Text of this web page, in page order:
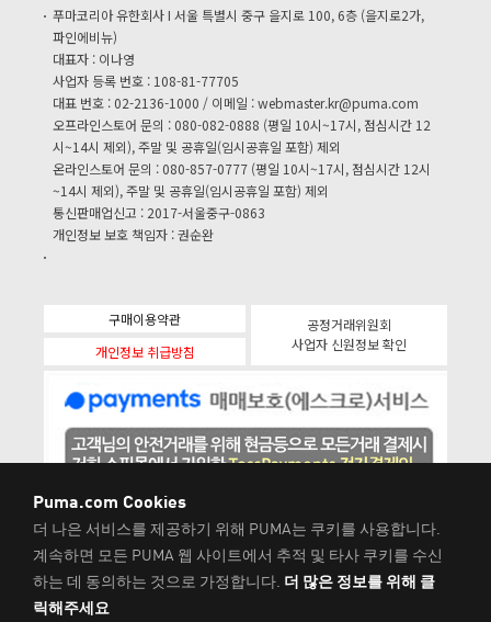
푸마코리아 유한회사 I 서울 특별시 중구 을지로 100, 6층 (을지로2가,
파인에비뉴)
대표자 : 이나영
사업자 등록 번호 : 108-81-77705
대표 번호 : 02-2136-1000 / 이메일 :webmaster.kr@puma.com
오프라인스토어 문의 : 080-082-0888 (평일 10시~17시, 점심시간 12
시~14시 제외), 주말 및 공휴일(임시공휴일 포함) 제외
온라인스토어 문의 : 080-857-0777 (평일 10시~17시, 점심시간 12시
~14시 제외), 주말 및 공휴일(임시공휴일 포함) 제외
통신판매업신고 : 2017-서울중구-0863
개인정보 보호 책임자 : 권순완
구매이용약관
개인정보 취급방침
공정거래위원회
사업자 신원정보 확인